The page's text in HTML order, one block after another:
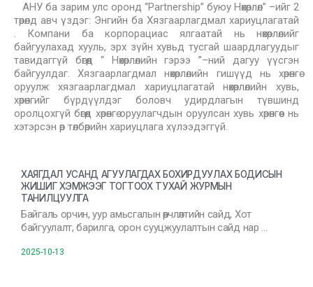
АНУ ба зарим улс оронд “Partnership” буюу Нөхөрлөл” –ийг 2
төрөлд авч үздэг: Энгийн ба Хязгаарлагдмал хариуцлагатай
. Компани ба корпорациас ялгаатай нь нөхөрлөлийг
байгуулахад хууль, эрх зүйн хувьд тусгай шаардлагуудыг
тавидаггүй бөгөөд “ Нөхөрлөлийн гэрээ ”–ний дагуу үүсгэн
байгуулдаг. Хязгаарлагдмал нөхөрлөлийн гишүүд нь хөрөнгө
оруулж хязгаарлагдмал хариуцлагатай нөхөрлөлийн хувь,
хөрөнгийг бүрдүүлдэг боловч удирдлагын түвшинд
оролцохгүй бөгөөд хөрөнгө оруулагчдын оруулсан хувь хөрөнгөөс нь
хэтэрсэн өр төлбөрийн хариуцлага хүлээдэггүй.
ХАЯГДАЛ УСАНД АГУУЛАГДАХ БОХИРДУУЛАХ БОДИСЫН
ЖИШИГ ХЭМЖЭЭГ ТОГТООХ ТУХАЙ ЖУРМЫН
ТАНИЛЦУУЛГА
Байгаль орчин, уур амьсгалын өөрчлөлтийн сайд, Хот
байгуулалт, барилга, орон сууцжуулалтын сайд нар …
2025-10-13